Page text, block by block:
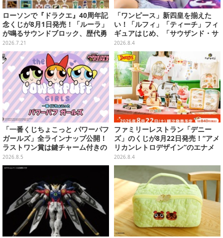
ローソンで『ドラクエ』40周年記
念くじが8月1日発売！「ルーラ」
が鳴るサウンドブロック、歴代勇
者＆スライムのフィギュアなど、
シリーズを振り返る景品盛りだく
さん
2026.7.21
「ワンピース」新四皇を揃えた
い！「ルフィ」「ティーチ」フィ
ギュアはじめ、「サウザンド・サ
ニー号リモコンカー」など4商品
が順次展開
2026.8.4
「一番くじちょこっと パワーパフ
ガールズ」全ラインナップ公開！
ラストワン賞は鍵チャーム付きの
シール帳スペシャルセットを用意
2026.8.5
ファミリーレストラン「デニー
ズ」のくじが8月22日発売！“アメ
リカンレトロデザイン”のエナメ
ルバッグやTシャツなど、日常使
いできるグッズを用意
2026.8.4